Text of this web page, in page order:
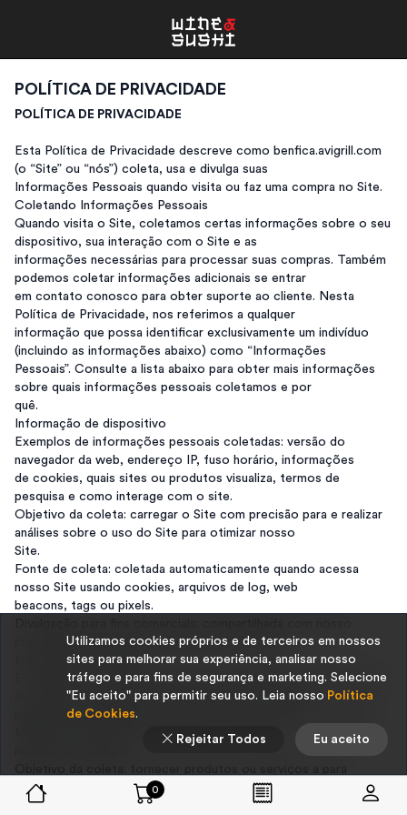
POLÍTICA DE PRIVACIDADE
POLÍTICA DE PRIVACIDADE
Esta Política de Privacidade descreve como benfica.avigrill.com
(o “Site” ou “nós”) coleta, usa e divulga suas
Informações Pessoais quando visita ou faz uma compra no Site.
Coletando Informações Pessoais
Quando visita o Site, coletamos certas informações sobre o seu
dispositivo, sua interação com o Site e as
informações necessárias para processar suas compras. Também
podemos coletar informações adicionais se entrar
em contato conosco para obter suporte ao cliente. Nesta
Política de Privacidade, nos referimos a qualquer
informação que possa identificar exclusivamente um indivíduo
(incluindo as informações abaixo) como “Informações
Pessoais”. Consulte a lista abaixo para obter mais informações
sobre quais informações pessoais coletamos e por
quê.
Informação de dispositivo
Exemplos de informações pessoais coletadas: versão do
navegador da web, endereço IP, fuso horário, informações
de cookies, quais sites ou produtos visualiza, termos de
pesquisa e como interage com o site.
Objetivo da coleta: carregar o Site com precisão para e realizar
análises sobre o uso do Site para otimizar nosso
Site.
Fonte de coleta: coletada automaticamente quando acessa
nosso Site usando cookies, arquivos de log, web
beacons, tags ou pixels.
processador Loja do Dia, Facebook e Google.
Informação do pedido
Exemplos de informações pessoais coletadas: nome, endereço
de cobrança, endereço de entrega, informações de
pagamento (incluindo números de cartão de crédito ou débito,
MBWay, MULTIBANCO), endereço de e-mail e
cumprir nosso contrato, processar suas informações de
pagamento, providenciar o envio e fornecer faturas e / ou
0
Utilizamos cookies próprios e de terceiros em nossos
sites para melhorar sua experiência, analisar nosso
tráfego e para fins de segurança e marketing. Selecione
"Eu aceito" para permitir seu uso. Leia nosso Política
de Cookies.
Rejeitar Todos
Eu aceito